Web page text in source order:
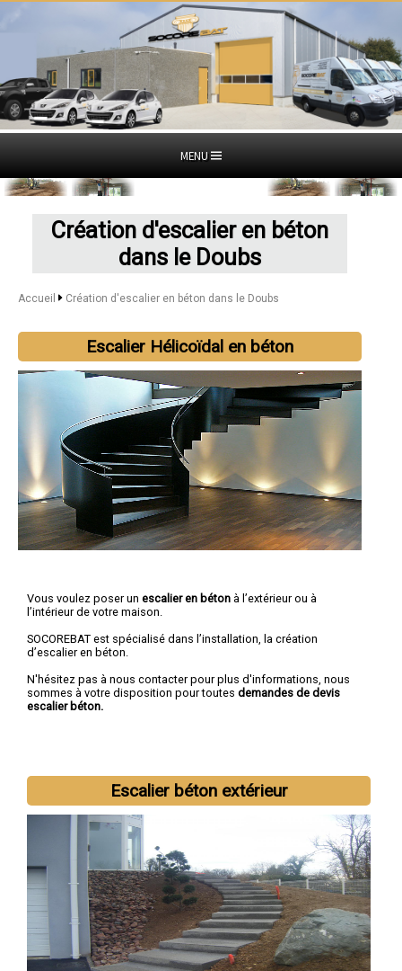
MENU
Création d'escalier en béton
dans le Doubs
Accueil Création d'escalier en béton dans le Doubs
Escalier Hélicoïdal en béton
Vous voulez poser un escalier en béton à l’extérieur ou à
l’intérieur de votre maison.
SOCOREBAT est spécialisé dans l’installation, la création
d’escalier en béton.
N'hésitez pas à nous contacter pour plus d'informations, nous
sommes à votre disposition pour toutes demandes de devis
escalier béton.
Escalier béton extérieur